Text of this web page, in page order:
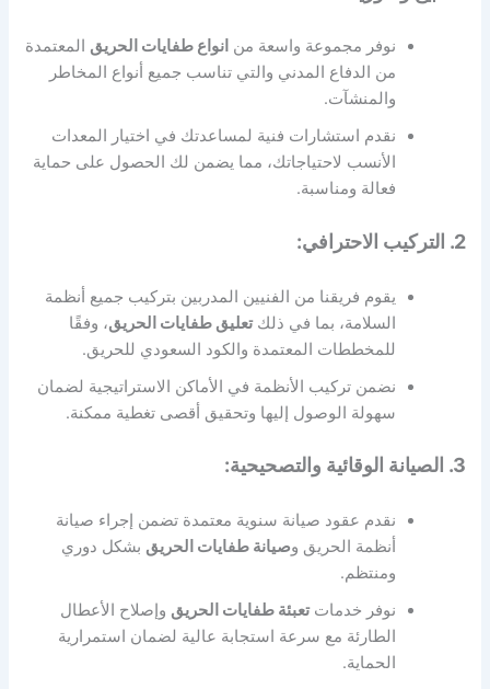
نوفر مجموعة واسعة من انواع طفايات الحريق المعتمدة
من الدفاع المدني والتي تناسب جميع أنواع المخاطر
والمنشآت.
نقدم استشارات فنية لمساعدتك في اختيار المعدات
الأنسب لاحتياجاتك، مما يضمن لك الحصول على حماية
فعالة ومناسبة.
2. التركيب الاحترافي:
يقوم فريقنا من الفنيين المدربين بتركيب جميع أنظمة
السلامة، بما في ذلكتعليق طفايات الحريق، وفقًا
للمخططات المعتمدة والكود السعودي للحريق.
نضمن تركيب الأنظمة في الأماكن الاستراتيجية لضمان
سهولة الوصول إليها وتحقيق أقصى تغطية ممكنة.
3. الصيانة الوقائية والتصحيحية:
نقدم عقود صيانة سنوية معتمدة تضمن إجراء صيانة
أنظمة الحريق وصيانة طفايات الحريق بشكل دوري
ومنتظم.
نوفر خدماتتعبئة طفايات الحريق وإصلاح الأعطال
الطارئة مع سرعة استجابة عالية لضمان استمرارية
الحماية.